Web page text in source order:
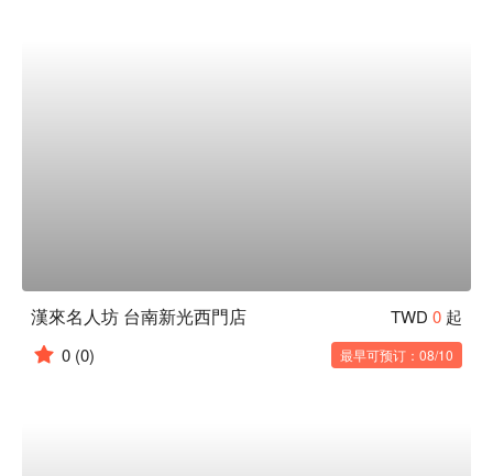
漢來名人坊 台南新光西門店 TWD 0 起
0 (0) 最早可预订：08/10